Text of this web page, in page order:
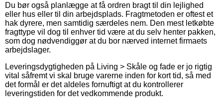
Du bør også planlægge at få ordren bragt til din lejlighed
eller hus eller til din arbejdsplads. Fragtmetoden er oftest et
hak dyrere, men samtidig særdeles nem. Den mest letkøbte
fragttype vil dog til enhver tid være at du selv henter pakken,
som dog nødvendiggør at du bor nærved internet firmaets
arbejdslager.
Leveringsdygtigheden på Living > Skåle og fade er jo rigtig
vital såfremt vi skal bruge varerne inden for kort tid, så med
det formål er det aldeles fornuftigt at du kontrollerer
leveringstiden for det vedkommende produkt.